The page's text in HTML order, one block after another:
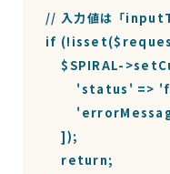
// 入力値は「
if
$SPIRAL-
'status' =>
    ]);
    return;